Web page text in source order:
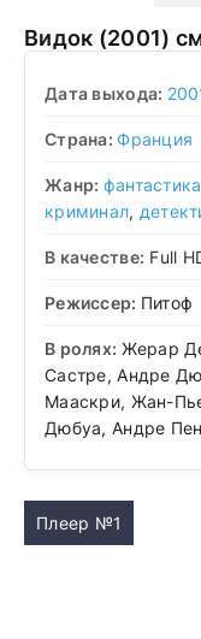
Видок
Дата выхода:
Страна:Франция
Жанр: фантастика
криминал,
В качестве: Full
Режиссер: Питоф
В ролях: Жерар
Састре, Андре
Мааскри, Жан-
Дюбуа, Андре
Плеер №1